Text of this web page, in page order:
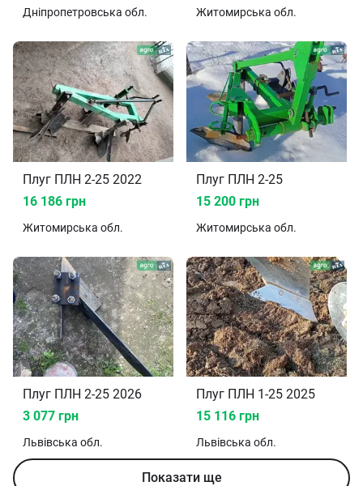
Дніпропетровська обл. Житомирська обл.
Плуг ПЛН 2-25 2022
16 186 грн
Житомирська обл.
Плуг ПЛН 2-25
15 200 грн
Житомирська обл.
Плуг ПЛН 2-25 2026
3 077 грн
Львівська обл.
Плуг ПЛН 1-25 2025
15 116 грн
Львівська обл.
Показати ще